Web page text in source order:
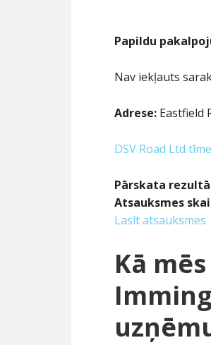
Papildu
Nav iekļauts
Adrese: Eastfield
DSV Road Ltd
Pārskata
Atsauksmes
Lasīt atsauksmes
Kā